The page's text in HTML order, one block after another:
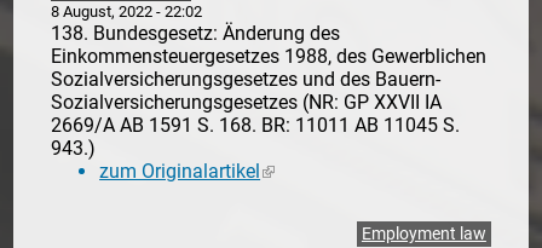
8 August, 2022 - 22:02
138. Bundesgesetz: Änderung des
Einkommensteuergesetzes 1988, des Gewerblichen
Sozialversicherungsgesetzes und des Bauern-
Sozialversicherungsgesetzes (NR: GP XXVII IA
2669/A AB 1591 S. 168. BR: 11011 AB 11045 S.
943.)
zum Originalartikel(link is external)
Employment law